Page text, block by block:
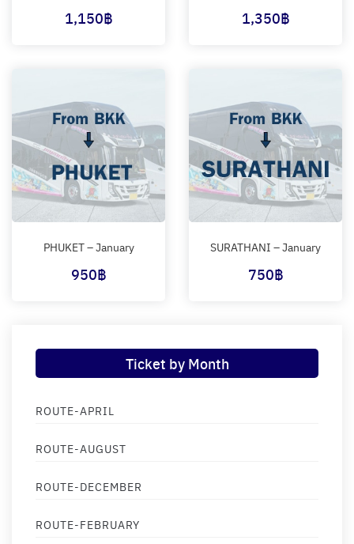
1,150฿ 1,350฿
PHUKET – January
950฿
SURATHANI – January
750฿
Ticket by Month
ROUTE-APRIL
ROUTE-AUGUST
ROUTE-DECEMBER
ROUTE-FEBRUARY